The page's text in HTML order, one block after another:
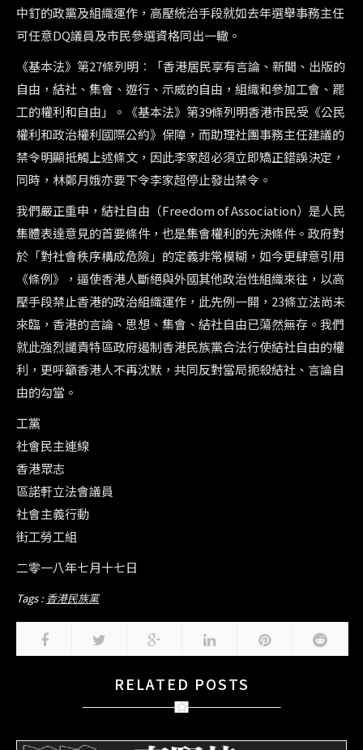
中釘的政黨及組織運作，高壓統治手段就如去年選舉事務主任
可任意DQ議員及市民參選資格同出一轍。
《基本法》第27條列明︰「香港居民享有言論、新聞、出版的
自由，結社、集會、遊行、示威的自由，組織和參加工會、罷
工的權利和自由」。《基本法》第39條列明香港市民受《公民
權利和政治權利國際公約》保障，而助理社團事務主任建議的
禁令明顯抵觸上述條文，因此李家超必須立即矯正錯誤決定，
同時，林鄭月娥亦要下令李家超停止發出禁令。
我們嚴正重申，結社自由（Freedom of Association）是人民
集體表達意見的首要條件，也是集會權利的先決條件。政府對
於「對社會秩序構成危險」的定義非常模糊，如今更肆意引用
《條例》，逼使香港人斷絕與外國其他政治性組織來往，以高
壓手段禁止香港的政治組織運作，此先例一開，23條立法尚未
來臨，香港的言論、思想、集會、結社自由已蕩然無存。我們
就此強烈譴責特區政府遏制香港民族黨合法行使結社自由的權
利，更呼籲香港人不再沈默，共同反對當局扼殺結社、言論自
由的勾當。
工黨
社會民主連線
香港眾志
區諾軒立法會議員
社會主義行動
街工勞工組
二零一八年七月十七日
Tags :香港民族黨
RELATED POSTS